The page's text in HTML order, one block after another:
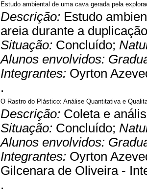
Estudo ambiental de uma cava gerada pela
Descrição: Estudo
areia durante a
Situação: Concluído;
Alunos envolvidos:
Integrantes: Oyrton
.
O Rastro do Plástico: Análise Quantitativa e
Descrição: Coleta e
Situação: Concluído;
Alunos envolvidos:
Integrantes: Oyrton
Gilcenara de Oliveira -
.